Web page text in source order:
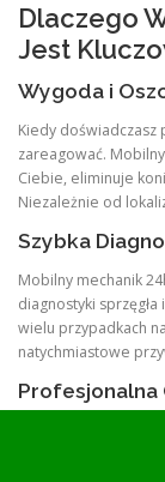
Dlaczego
Jest
Wygoda i
Kiedy doświadczasz
zareagować.
Ciebie, eliminuje
Niezależnie od
Szybka
Mobilny mechanik
diagnostyki
wielu przypadkach
natychmiastowe
Profesjonalna
Zatrudniając
wykwalifikowanych